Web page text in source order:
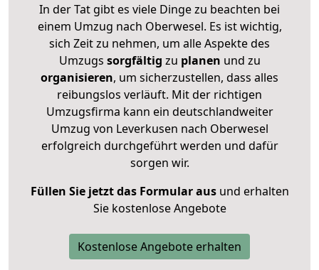
In der Tat gibt es viele Dinge zu beachten bei
einem Umzug nach Oberwesel. Es ist wichtig,
sich Zeit zu nehmen, um alle Aspekte des
Umzugs sorgfältig zu planen und zu
organisieren, um sicherzustellen, dass alles
reibungslos verläuft. Mit der richtigen
Umzugsfirma kann ein deutschlandweiter
Umzug von Leverkusen nach Oberwesel
erfolgreich durchgeführt werden und dafür
sorgen wir.
Füllen Sie jetzt das Formular ausund erhalten
Sie kostenlose Angebote
Kostenlose Angebote erhalten